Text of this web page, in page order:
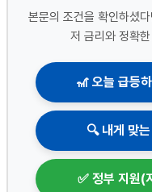
본문의 조건을 확인하셨
저 금리와 정확
🎢 오늘 급등
🔍 내게 맞
✅ 정부 지원(